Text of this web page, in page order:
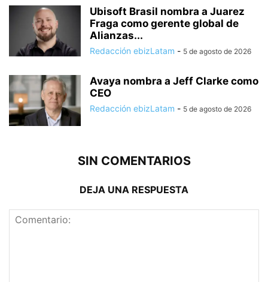
Ubisoft Brasil nombra a Juarez
Fraga como gerente global de
Alianzas...
Redacción ebizLatam - 5 de agosto de 2026
Avaya nombra a Jeff Clarke como
CEO
Redacción ebizLatam - 5 de agosto de 2026
SIN COMENTARIOS
DEJA UNA RESPUESTA